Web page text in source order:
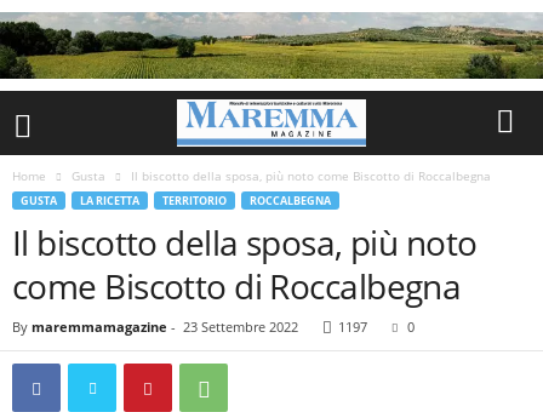
Home Gusta Il biscotto della sposa, più noto come Biscotto di Roccalbegna
GUSTA LA RICETTA TERRITORIO ROCCALBEGNA
Il biscotto della sposa, più noto
come Biscotto di Roccalbegna
By maremmamagazine - 23 Settembre 2022 1197 0